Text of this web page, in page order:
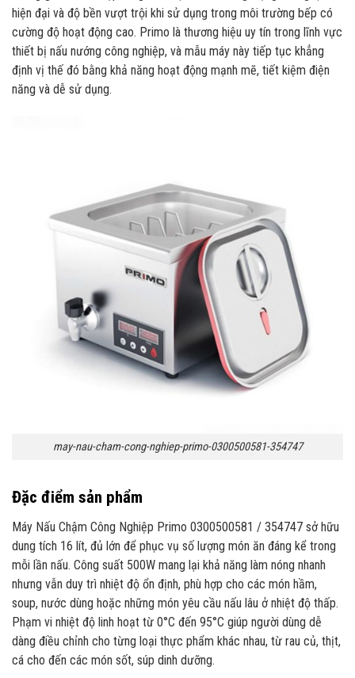
hiện đại và độ bền vượt trội khi sử dụng trong môi trường bếp có
cường độ hoạt động cao. Primo là thương hiệu uy tín trong lĩnh vực
thiết bị nấu nướng công nghiệp, và mẫu máy này tiếp tục khẳng
định vị thế đó bằng khả năng hoạt động mạnh mẽ, tiết kiệm điện
năng và dễ sử dụng.
may-nau-cham-cong-nghiep-primo-0300500581-354747
Đặc điểm sản phẩm
Máy Nấu Chậm Công Nghiệp Primo 0300500581 / 354747 sở hữu
dung tích 16 lít, đủ lớn để phục vụ số lượng món ăn đáng kể trong
mỗi lần nấu. Công suất 500W mang lại khả năng làm nóng nhanh
nhưng vẫn duy trì nhiệt độ ổn định, phù hợp cho các món hầm,
soup, nước dùng hoặc những món yêu cầu nấu lâu ở nhiệt độ thấp.
Phạm vi nhiệt độ linh hoạt từ 0°C đến 95°C giúp người dùng dễ
dàng điều chỉnh cho từng loại thực phẩm khác nhau, từ rau củ, thịt,
cá cho đến các món sốt, súp dinh dưỡng.